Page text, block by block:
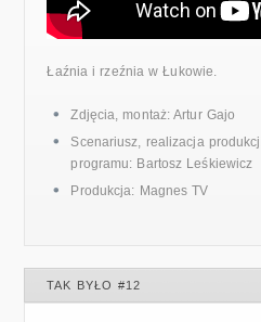
Łaźnia i rzeźnia w Łukowie.
Zdjęcia, montaż: Artur Gajo
Scenariusz, realizacja
programu: Bartosz Leśkiewicz
Produkcja: Magnes TV
TAK BYŁO #12